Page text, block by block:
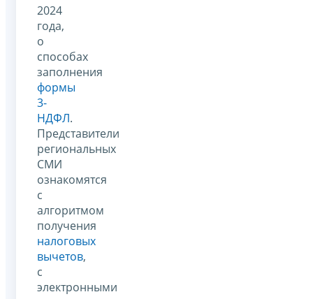
2024
года,
о
способах
заполнения
формы
3-
НДФЛ.
Представители
региональных
СМИ
ознакомятся
с
алгоритмом
получения
налоговых
вычетов,
с
электронными